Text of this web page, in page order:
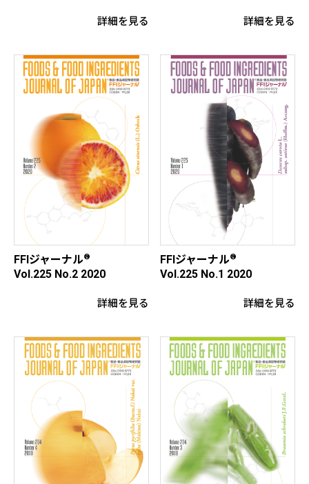
詳細を見る 詳細を見る
FFIジャーナル®
Vol.225 No.2 2020
詳細を見る
FFIジャーナル®
Vol.225 No.1 2020
詳細を見る